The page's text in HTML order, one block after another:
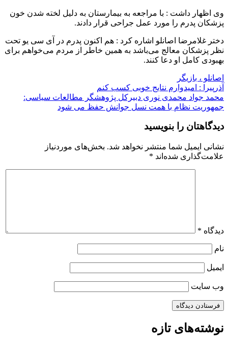
وی اظهار داشت : با مراجعه به بیمارستان به دلیل لخته شدن خون
پزشکان پدرم را مورد عمل جراحی قرار دادند.
دختر غلامرضا اصانلو اشاره کرد : هم اکنون پدرم در آی سی یو تحت
نظر پزشکان معالج می‌باشد به همین خاطر از مردم می‌خواهم برای
بهبودی کامل او دعا کنند.
اصانلو ، بازیگر
راهبری
نوشته
آذرپیرا : امیدوارم نتایج خوبی کسب کنم
محمد جواد محمدی نوری دبیرکل پژوهشگر مطالعات سیاسی:
جمهوریت نظام با همت نسل جوانش حفظ می شود
دیدگاهتان را بنویسید
نشانی ایمیل شما منتشر نخواهد شد. بخش‌های موردنیاز
علامت‌گذاری شده‌اند *
دیدگاه *
نام
ایمیل
وب‌ سایت
نوشته‌های تازه